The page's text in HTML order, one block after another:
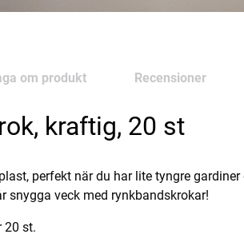
om produkt Recensioner
kraftig, 20 st
perfekt när du har lite tyngre
snygga veck med rynkbandskrokar!
20 st.